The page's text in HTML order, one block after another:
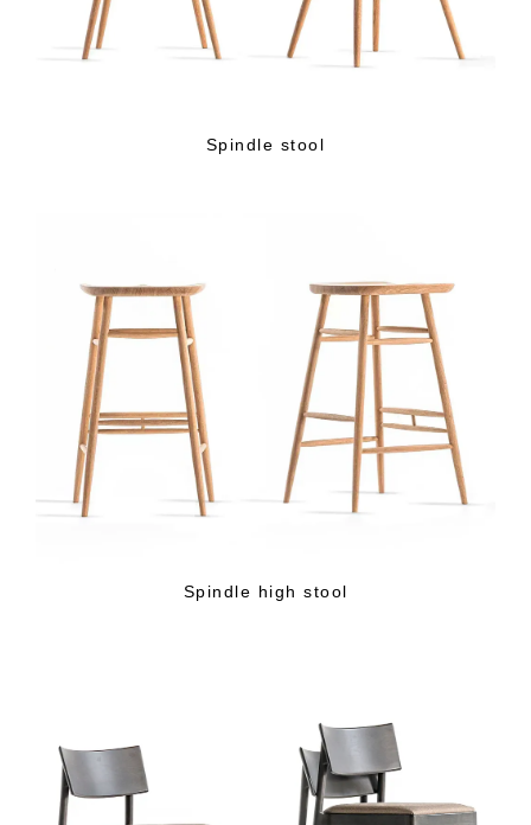
Spindle stool
Spindle high stool